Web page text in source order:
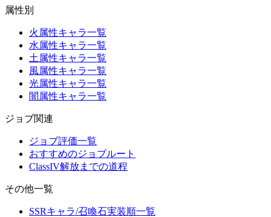
属性別
火属性キャラ一覧
水属性キャラ一覧
土属性キャラ一覧
風属性キャラ一覧
光属性キャラ一覧
闇属性キャラ一覧
ジョブ関連
ジョブ評価一覧
おすすめのジョブルート
ClassIV解放までの道程
その他一覧
SSRキャラ/召喚石実装順一覧